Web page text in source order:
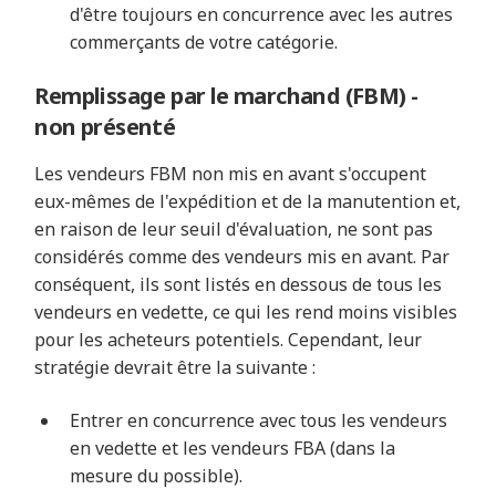
d'être toujours en concurrence avec les autres
commerçants de votre catégorie.
Remplissage par le marchand (FBM) -
non présenté
Les vendeurs FBM non mis en avant s'occupent
eux-mêmes de l'expédition et de la manutention et,
en raison de leur seuil d'évaluation, ne sont pas
considérés comme des vendeurs mis en avant. Par
conséquent, ils sont listés en dessous de tous les
vendeurs en vedette, ce qui les rend moins visibles
pour les acheteurs potentiels. Cependant, leur
stratégie devrait être la suivante :
Entrer en concurrence avec tous les vendeurs
en vedette et les vendeurs FBA (dans la
mesure du possible).